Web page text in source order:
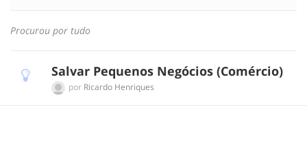
Procurou por tudo
Salvar Pequenos Negócios (Comércio)
por Ricardo Henriques